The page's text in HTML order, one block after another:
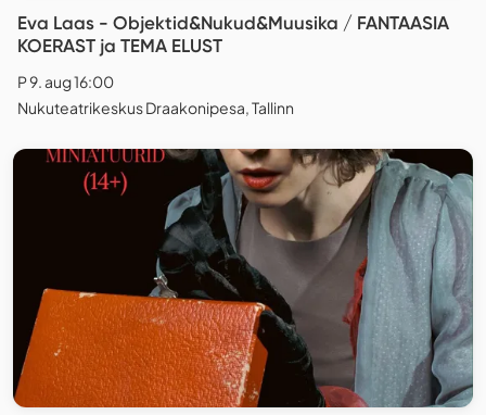
Eva Laas - Objektid&Nukud&Muusika / FANTAASIA
KOERAST ja TEMA ELUST
P 9. aug 16:00
Nukuteatrikeskus Draakonipesa, Tallinn